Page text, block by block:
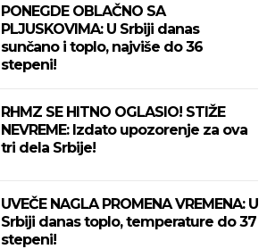
PONEGDE OBLAČNO SA
PLJUSKOVIMA: U Srbiji danas
sunčano i toplo, najviše do 36
stepeni!
RHMZ SE HITNO OGLASIO! STIŽE
NEVREME: Izdato upozorenje za ova
tri dela Srbije!
UVEČE NAGLA PROMENA VREMENA: U
Srbiji danas toplo, temperature do 37
stepeni!